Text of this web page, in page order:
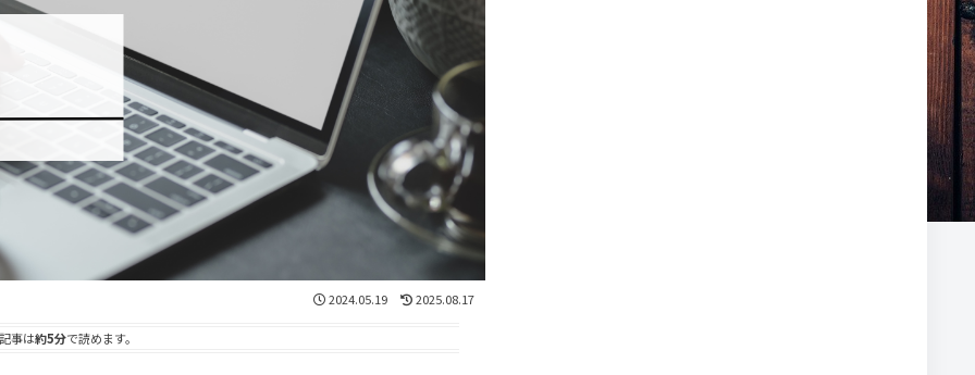
2024.05.19 2025.08.17
事は約5分で読めます。